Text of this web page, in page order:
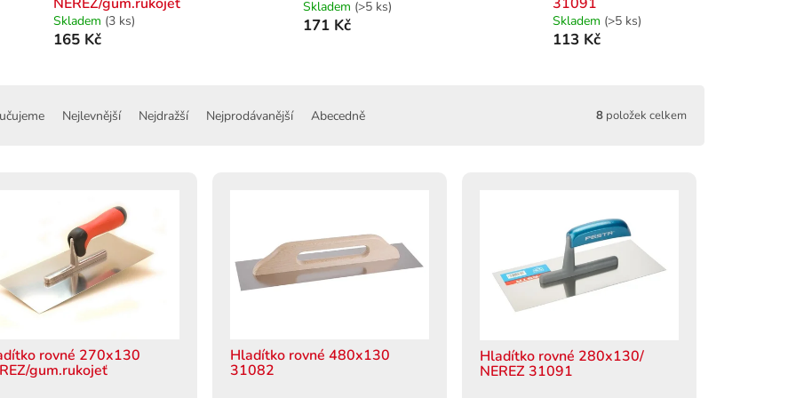
NEREZ/gum.rukojeť
Skladem (3 ks)
165 Kč
Skladem (>5 ks)
171 Kč
31091
Skladem (>5 ks)
113 Kč
Nejlevnější Nejdražší Nejprodávanější Abecedně 8 položek celkem
rovné 270x130
gum.rukojeť
Hladítko rovné 480x130
31082
Hladítko rovné 280x130/
NEREZ 31091